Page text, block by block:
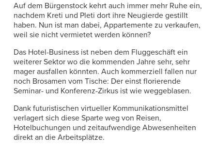
Auf dem Bürgenstock kehrt auch immer mehr Ruhe ein,
nachdem Kreti und Pleti dort ihre Neugierde gestillt
haben. Nun ist man dabei, Appartemente zu verkaufen,
weil sie nicht vermietet werden können?
Das Hotel-Business ist neben dem Fluggeschäft ein
weiterer Sektor wo die kommenden Jahre sehr, sehr
mager ausfallen könnten. Auch kommerziell fallen nur
noch Brosamen vom Tische: Der einst florierende
Seminar- und Konferenz-Zirkus ist wie weggeblasen.
Dank futuristischen virtueller Kommunikationsmittel
verlagert sich diese Sparte weg von Reisen,
Hotelbuchungen und zeitaufwendige Abwesenheiten
direkt an die Arbeitsplätze.